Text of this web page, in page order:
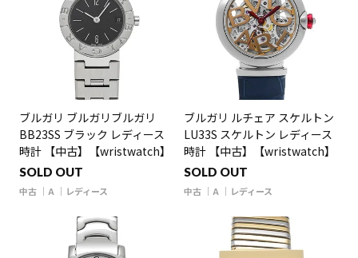
ブルガリ ブルガリブルガリ
BB23SS ブラック レディース
時計 【中古】【wristwatch】
SOLD OUT
中古 A レディース
ブルガリ ルチェア スケルトン
LU33S スケルトン レディース
時計 【中古】【wristwatch】
SOLD OUT
中古 A レディース